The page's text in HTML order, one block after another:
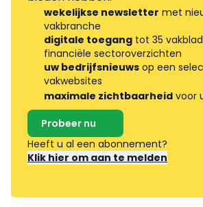
wekelijkse newsletter met
vakbranche
digitale toegang tot 35
financiële sectoroverzichten
uw bedrijfsnieuws op een
vakwebsites
maximale zichtbaarheid voor
Probeer nu
Heeft u al een abonnement?
Klik hier om aan te melden